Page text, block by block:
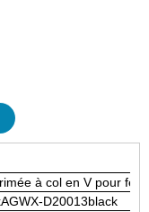
à col en V pour
AGWX-D20013black